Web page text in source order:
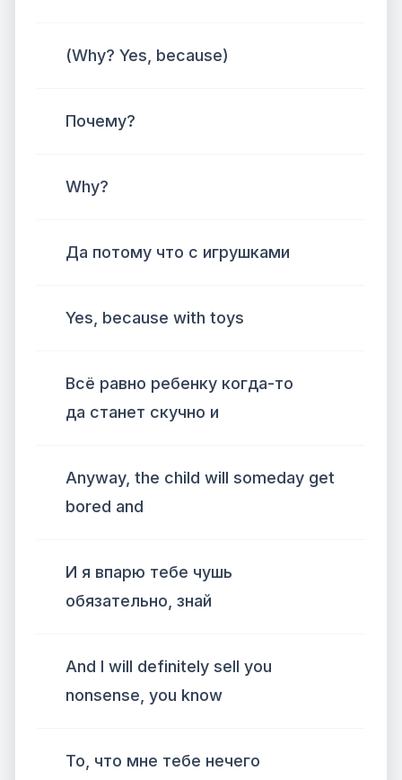
(Why? Yes, because)
Почему?
Why?
Да потому что с игрушками
Yes, because with toys
Всё равно ребенку когда-то
да станет скучно и
Anyway, the child will someday get
bored and
И я впарю тебе чушь
обязательно, знай
And I will definitely sell you
nonsense, you know
То, что мне тебе нечего